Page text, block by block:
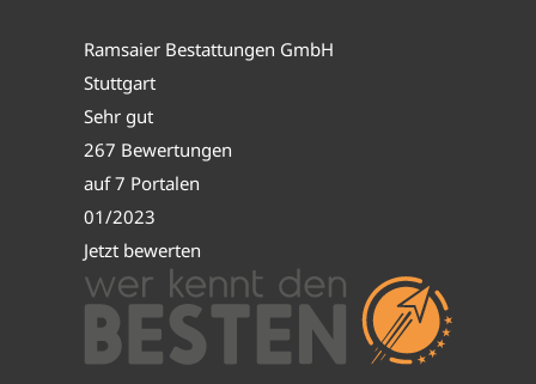
Ramsaier Bestattungen GmbH
Stuttgart
Sehr gut
267 Bewertungen
auf 7 Portalen
01/2023
Jetzt bewerten